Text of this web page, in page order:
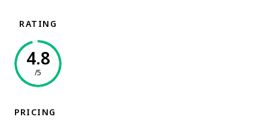
RATING
4.8
/5
PRICING